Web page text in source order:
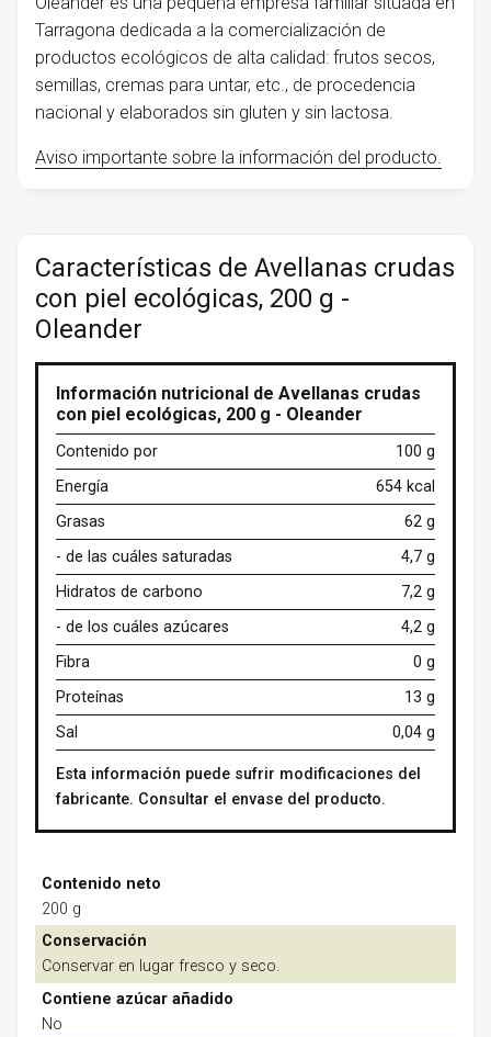
Tarragona dedicada a la comercialización de
productos ecológicos de alta calidad: frutos secos,
semillas, cremas para untar, etc., de procedencia
nacional y elaborados sin gluten y sin lactosa.
Aviso importante sobre la información del producto.
Características de Avellanas crudas
con piel ecológicas, 200 g -
Oleander
Información nutricional de Avellanas crudas
con piel ecológicas, 200 g - Oleander
Contenido por
100 g
Energía
654 kcal
Grasas
62 g
- de las cuáles saturadas
4,7 g
Hidratos de carbono
7,2 g
- de los cuáles azúcares
4,2 g
Fibra
0 g
Proteínas
13 g
Sal
0,04 g
Esta información puede sufrir modificaciones del
fabricante. Consultar el envase del producto.
Contenido neto
200 g
Conservación
Conservar en lugar fresco y seco.
Contiene azúcar añadido
No